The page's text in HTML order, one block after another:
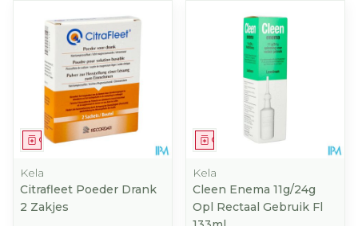
Geneesmiddel
Kela
Citrafleet Poeder Drank
2 Zakjes
Geneesmiddel
Kela
Cleen Enema 11g/24g
Opl Rectaal Gebruik Fl